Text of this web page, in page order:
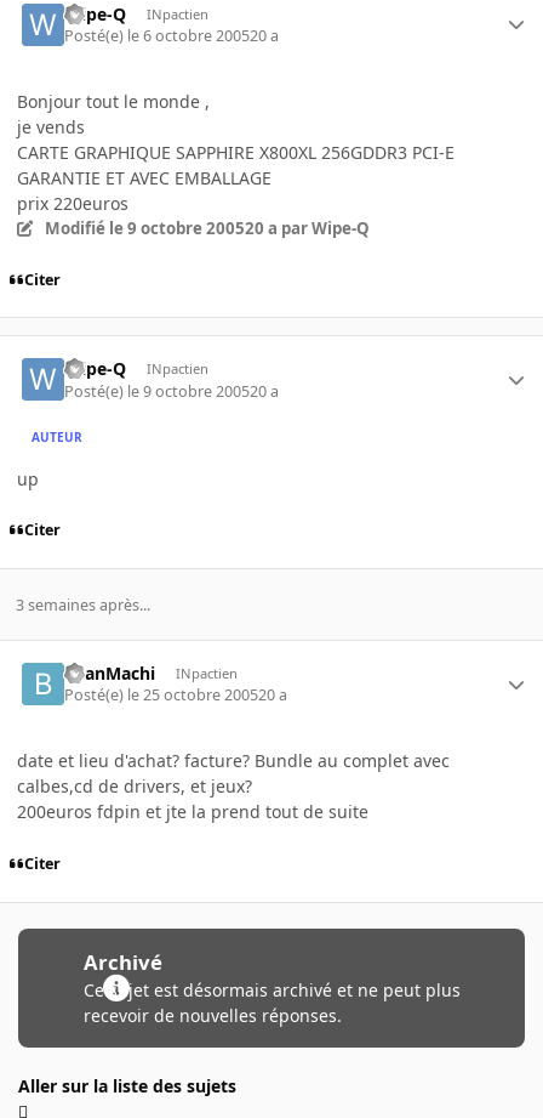
Wipe-Q INpactien
Posté(e) le 6 octobre 200520 a
Bonjour tout le monde ,
je vends
CARTE GRAPHIQUE SAPPHIRE X800XL 256GDDR3 PCI-E
GARANTIE ET AVEC EMBALLAGE
prix 220euros
Modifié le 9 octobre 200520 a par Wipe-Q
Citer
Wipe-Q INpactien
Posté(e) le 9 octobre 200520 a
AUTEUR
up
Citer
3 semaines après...
BeanMachi INpactien
Posté(e) le 25 octobre 200520 a
date et lieu d'achat? facture? Bundle au complet avec
calbes,cd de drivers, et jeux?
200euros fdpin et jte la prend tout de suite
Citer
Archivé
Ce sujet est désormais archivé et ne peut plus
recevoir de nouvelles réponses.
Aller sur la liste des sujets